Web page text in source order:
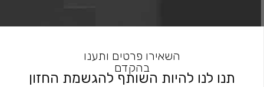
השאירו פרטים ותענו
בהקדם
תנו לנו להיות השותף להגשמת החזון